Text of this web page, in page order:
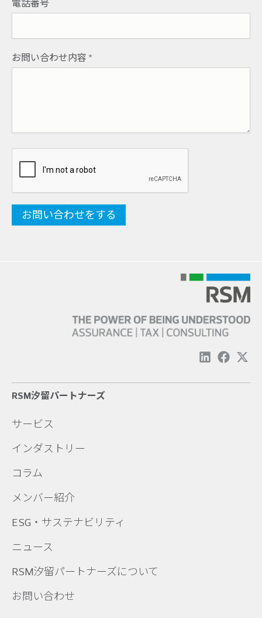
電話番号
お問い合わせ内容 *
RSM汐留パートナーズ
サービス
インダストリー
コラム
メンバー紹介
ESG・サステナビリティ
ニュース
RSM汐留パートナーズについて
お問い合わせ